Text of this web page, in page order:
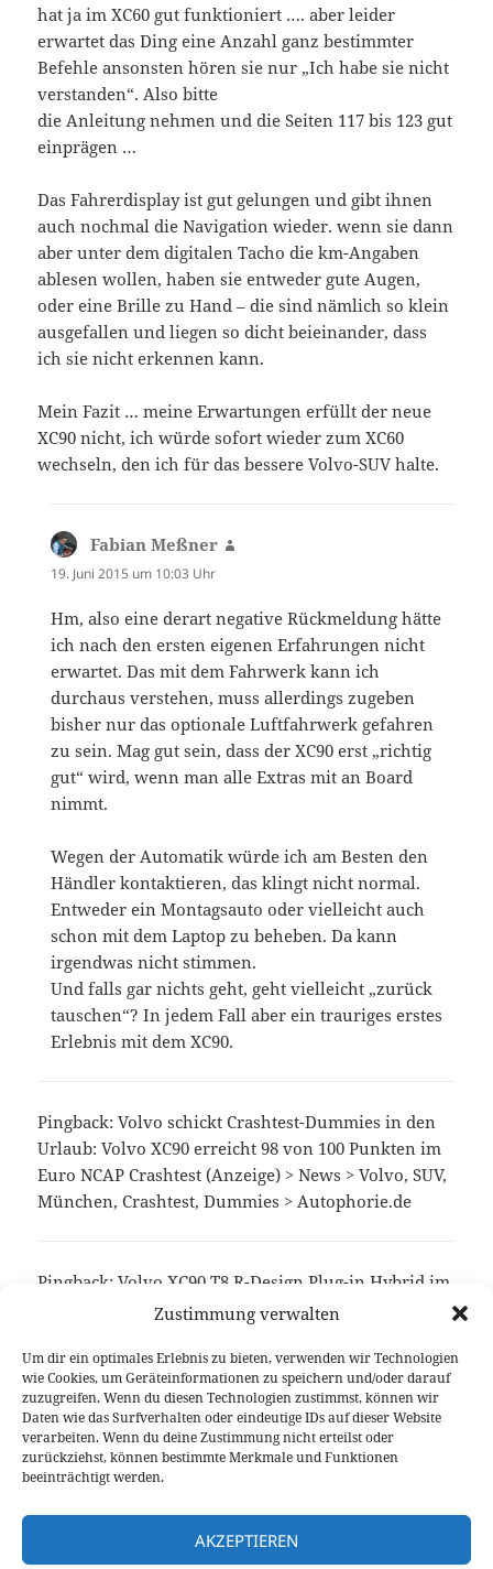
Zustimmung verwalten
Um dir ein optimales Erlebnis zu bieten, verwenden wir Technologien
wie Cookies, um Geräteinformationen zu speichern und/oder darauf
zuzugreifen. Wenn du diesen Technologien zustimmst, können wir
Daten wie das Surfverhalten oder eindeutige IDs auf dieser Website
verarbeiten. Wenn du deine Zustimmung nicht erteilst oder
zurückziehst, können bestimmte Merkmale und Funktionen
beeinträchtigt werden.
AKZEPTIEREN
hat ja im XC60 gut funktioniert …. aber leider
erwartet das Ding eine Anzahl ganz bestimmter
Befehle ansonsten hören sie nur „Ich habe sie nicht
verstanden“. Also bitte
die Anleitung nehmen und die Seiten 117 bis 123 gut
einprägen …
Das Fahrerdisplay ist gut gelungen und gibt ihnen
auch nochmal die Navigation wieder. wenn sie dann
aber unter dem digitalen Tacho die km-Angaben
ablesen wollen, haben sie entweder gute Augen,
oder eine Brille zu Hand – die sind nämlich so klein
ausgefallen und liegen so dicht beieinander, dass
ich sie nicht erkennen kann.
Mein Fazit … meine Erwartungen erfüllt der neue
XC90 nicht, ich würde sofort wieder zum XC60
wechseln, den ich für das bessere Volvo-SUV halte.
Fabian Meßner
19. Juni 2015 um 10:03 Uhr
Hm, also eine derart negative Rückmeldung hätte
ich nach den ersten eigenen Erfahrungen nicht
erwartet. Das mit dem Fahrwerk kann ich
durchaus verstehen, muss allerdings zugeben
bisher nur das optionale Luftfahrwerk gefahren
zu sein. Mag gut sein, dass der XC90 erst „richtig
gut“ wird, wenn man alle Extras mit an Board
nimmt.
Wegen der Automatik würde ich am Besten den
Händler kontaktieren, das klingt nicht normal.
Entweder ein Montagsauto oder vielleicht auch
schon mit dem Laptop zu beheben. Da kann
irgendwas nicht stimmen.
Und falls gar nichts geht, geht vielleicht „zurück
tauschen“? In jedem Fall aber ein trauriges erstes
Erlebnis mit dem XC90.
Pingback: Volvo schickt Crashtest-Dummies in den
Urlaub: Volvo XC90 erreicht 98 von 100 Punkten im
Euro NCAP Crashtest (Anzeige) > News > Volvo, SUV,
München, Crashtest, Dummies > Autophorie.de
Pingback:Volvo XC90 T8 R-Design Plug-in Hybrid im
FahrberichtAutophorie.de
Die Kommentare sind geschlossen.
Beitragsnavigation
VORHERIGER
Vorheriger
Beitrag:
Basis getestet: 2015 Mazda6 Kombi
Skyactiv-G 145